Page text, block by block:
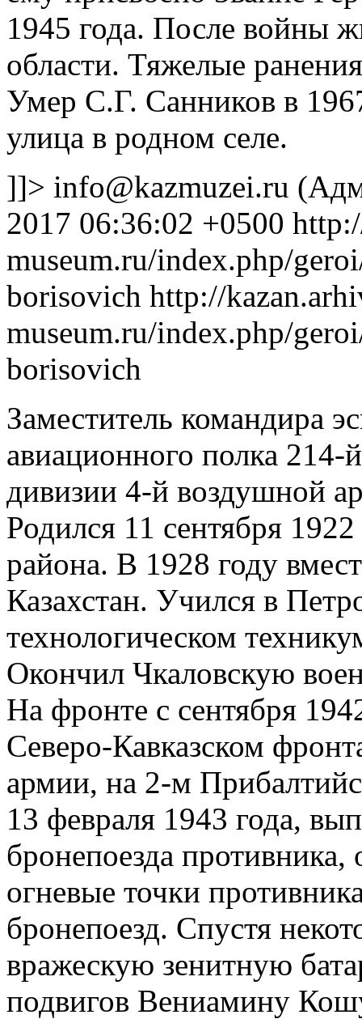
1945 года. После войны
области. Тяжелые
Умер С.Г. Санников в
улица в родном селе.
]]> info@kazmuzei.ru
2017 06:36:02 +0500
museum.ru/index.php/
borisovich http://
museum.ru/index.php/
borisovich
Заместитель командира
авиационного полка
дивизии 4-й воздушной
Родился 11 сентября
района. В 1928 году
Казахстан. Учился в
технологическом
Окончил Чкаловскую
На фронте с сентября
Северо-Кавказском
армии, на 2-м
13 февраля 1943 года,
бронепоезда
огневые точки
бронепоезд. Спустя
вражескую зенитную
подвигов Вениамину